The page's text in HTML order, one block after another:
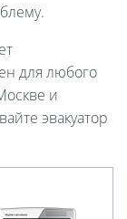
для любого
и
эвакуатор